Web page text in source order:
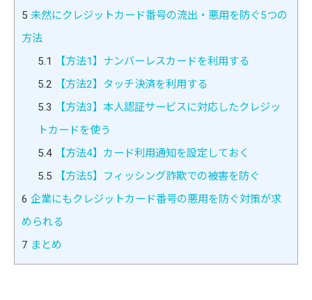
5 未然にクレジットカード番号の流出・悪用を防ぐ5つの
方法
5.1
【方法1】ナンバーレスカードを利用する
5.2 【方法2】タッチ決済を利用する
5.3 【方法3】本人認証サービスに対応したクレジッ
トカードを使う
5.4【方法4】カード利用通知を設定しておく
5.5 【方法5】フィッシング詐欺での被害を防ぐ
6 企業にもクレジットカード番号の悪用を防ぐ対策が求
められる
7 まとめ